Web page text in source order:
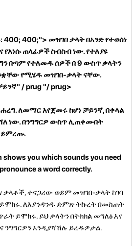
400;"> መዝገበ ቃላት በአንድ የተወሰነ
የእነሱ ጠላፊዎች ስብስብ ነው. የተለያዩ
በጣም የተለመዱ ሰዎች በ 9 ውስጥ ቃላትን
የሚሄዱ መዝገበ-ቃላት ናቸው.
/ prug "/ prug>
ለመማር እየጀመሩ ከሆነ ቻይንኛ, በቀላል
ነው. በንግግርዎ ውስጥ ሊጠቀሙበት
ይምረጡ.
you which sounds you need
a word correctly.
ቃላቶች, ተናጋሪው ወይም መዝገበ-ቃላት ከገባ
ለእያንዳንዱ ድምጽ ትኩረት በመስጠት
ይሞክሩ. ይህ ቃላትን በትክክል መግለፅ እና
ንግግርዎን እንዲያሻሽሉ ይረዱዎታል.